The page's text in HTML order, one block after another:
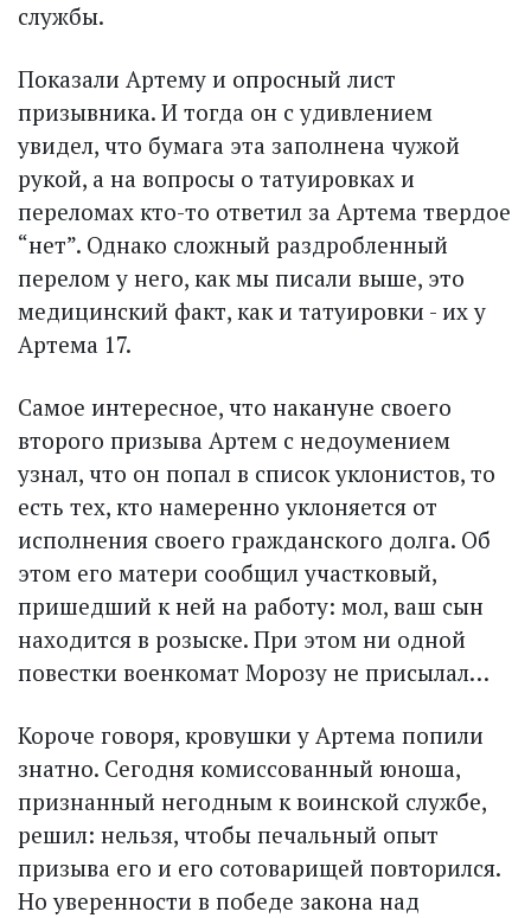
службы.
Показали Артему и опросный лист
призывника. И тогда он с удивлением
увидел, что бумага эта заполнена чужой
рукой, а на вопросы о татуировках и
переломах кто-то ответил за Артема твердое
“нет”. Однако сложный раздробленный
перелом у него, как мы писали выше, это
медицинский факт, как и татуировки - их у
Артема 17.
Самое интересное, что накануне своего
второго призыва Артем с недоумением
узнал, что он попал в список уклонистов, то
есть тех, кто намеренно уклоняется от
исполнения своего гражданского долга. Об
этом его матери сообщил участковый,
пришедший к ней на работу: мол, ваш сын
находится в розыске. При этом ни одной
повестки военкомат Морозу не присылал…
Короче говоря, кровушки у Артема попили
знатно. Сегодня комиссованный юноша,
признанный негодным к воинской службе,
решил: нельзя, чтобы печальный опыт
призыва его и его сотоварищей повторился.
Но уверенности в победе закона над